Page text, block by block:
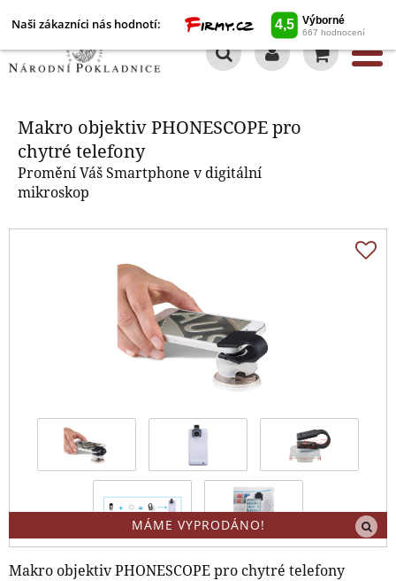
Naši zákazníci nás hodnotí:
Makro objektiv PHONESCOPE pro
chytré telefony
Promění Váš Smartphone v digitální
mikroskop
MÁME VYPRODÁNO!
Makro objektiv PHONESCOPE pro chytré telefony
Makro objektiv PHONESCOPE pro